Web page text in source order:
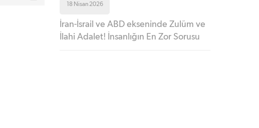
18 Nisan 2026
İran-İsrail ve ABD ekseninde Zulüm ve
İlahi Adalet! İnsanlığın En Zor Sorusu